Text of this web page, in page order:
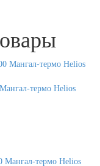
термо Helios